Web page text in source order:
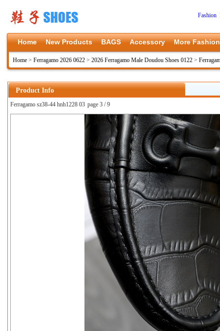
Fashion
Home New Products BAGS Accessory More Fashion
Home > Ferragamo 2026 0622 > 2026 Ferragamo Male Doudou Shoes 0122 >
Product Info
Ferragamo sz38-44 hnh1228 03 page 3 / 9
上一张